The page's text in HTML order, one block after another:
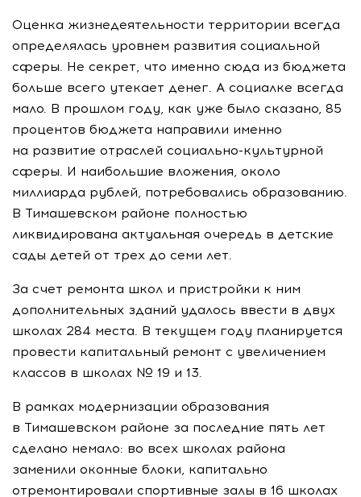
Оценка жизнедеятельности территории всегда
определялась уровнем развития социальной
сферы. Не секрет, что именно сюда из бюджета
больше всего утекает денег. А социалке всегда
мало. В прошлом году, как уже было сказано, 85
процентов бюджета направили именно
на развитие отраслей социально-культурной
сферы. И наибольшие вложения, около
миллиарда рублей, потребовались образованию.
В Тимашевском районе полностью
ликвидирована актуальная очередь в детские
сады детей от трех до семи лет.
За счет ремонта школ и пристройки к ним
дополнительных зданий удалось ввести в двух
школах 284 места. В текущем году планируется
провести капитальный ремонт с увеличением
классов в школах № 19 и 13.
В рамках модернизации образования
в Тимашевском районе за последние пять лет
сделано немало: во всех школах района
заменили оконные блоки, капитально
отремонтировали спортивные залы в 16 школах